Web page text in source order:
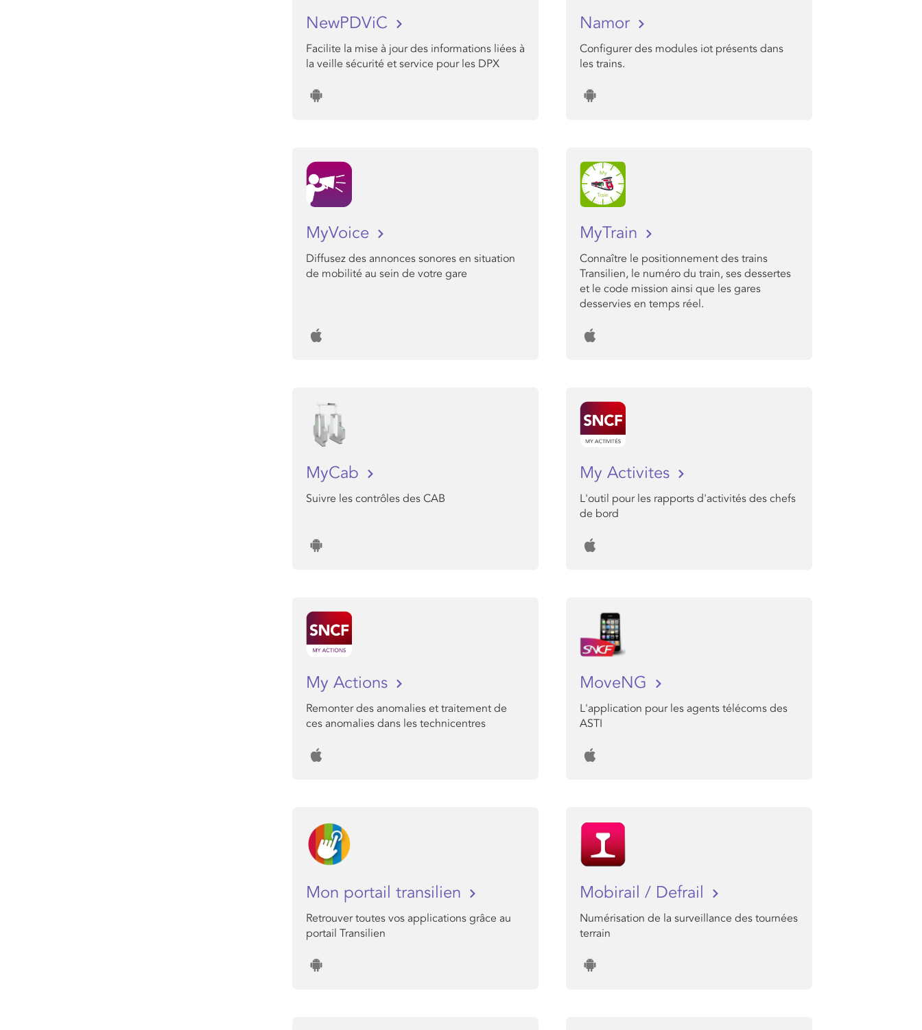
NewPDViC
Facilite la mise à jour des informations liées à
la veille sécurité et service pour les DPX
Namor
Configurer des modules iot présents dans
les trains.
MyVoice
Diffusez des annonces sonores en situation
de mobilité au sein de votre gare
MyTrain
Connaître le positionnement des trains
Transilien, le numéro du train, ses dessertes
et le code mission ainsi que les gares
desservies en temps réel.
MyCab
Suivre les contrôles des CAB
My Activites
L'outil pour les rapports d'activités des chefs
de bord
My Actions
Remonter des anomalies et traitement de
ces anomalies dans les technicentres
MoveNG
L'application pour les agents télécoms des
ASTI
Mon portail transilien
Retrouver toutes vos applications grâce au
portail Transilien
Mobirail / Defrail
Numérisation de la surveillance des tournées
terrain